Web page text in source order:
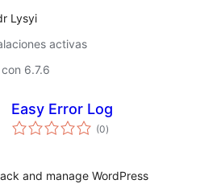
Lysyi
activas
6.7.6
Easy Error Log
(0total
de
)
and manage WordPress